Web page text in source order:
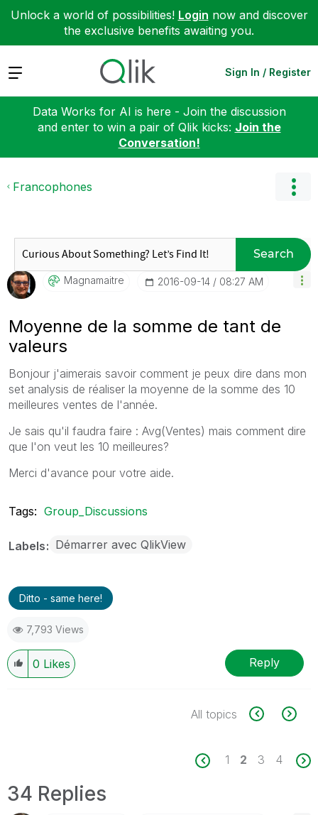
Unlock a world of possibilities! Login now and discover
the exclusive benefits awaiting you.
Expand Sign In / Register
Data Works for AI is here - Join the discussion
and enter to win a pair of Qlik kicks: Join the
Conversation!
Francophones
Search
Magnamaitre ‎2016-09-14 08:27 AM
Moyenne de la somme de tant de
valeurs
Bonjour j'aimerais savoir comment je peux dire dans mon
set analysis de réaliser la moyenne de la somme des 10
meilleures ventes de l'année.
Je sais qu'il faudra faire : Avg(Ventes) mais comment dire
que l'on veut les 10 meilleures?
Merci d'avance pour votre aide.
Tags: Group_Discussions
Labels Démarrer avec QlikView
Ditto - same here!
7,793 Views
0 Likes Reply
All topics
1 2 3 4
34 Replies